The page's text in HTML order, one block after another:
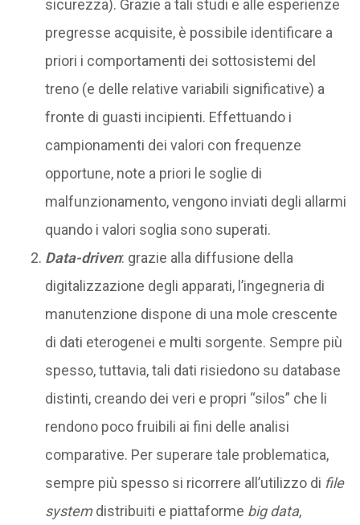
sicurezza). Grazie a tali studi e alle esperienze
pregresse acquisite, è possibile identificare a
priori i comportamenti dei sottosistemi del
treno (e delle relative variabili significative) a
fronte di guasti incipienti. Effettuando i
campionamenti dei valori con frequenze
opportune, note a priori le soglie di
malfunzionamento, vengono inviati degli allarmi
quando i valori soglia sono superati.
Data-driven: grazie alla diffusione della
digitalizzazione degli apparati, l’ingegneria di
manutenzione dispone di una mole crescente
di dati eterogenei e multi sorgente. Sempre più
spesso, tuttavia, tali dati risiedono su database
distinti, creando dei veri e propri “silos” che li
rendono poco fruibili ai fini delle analisi
comparative. Per superare tale problematica,
sempre più spesso si ricorrere all’utilizzo di file
systemdistribuiti e piattaforme big data,